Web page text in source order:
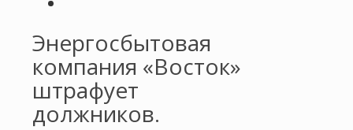
Энергосбытовая
компания «Восток»
штрафует
должников.